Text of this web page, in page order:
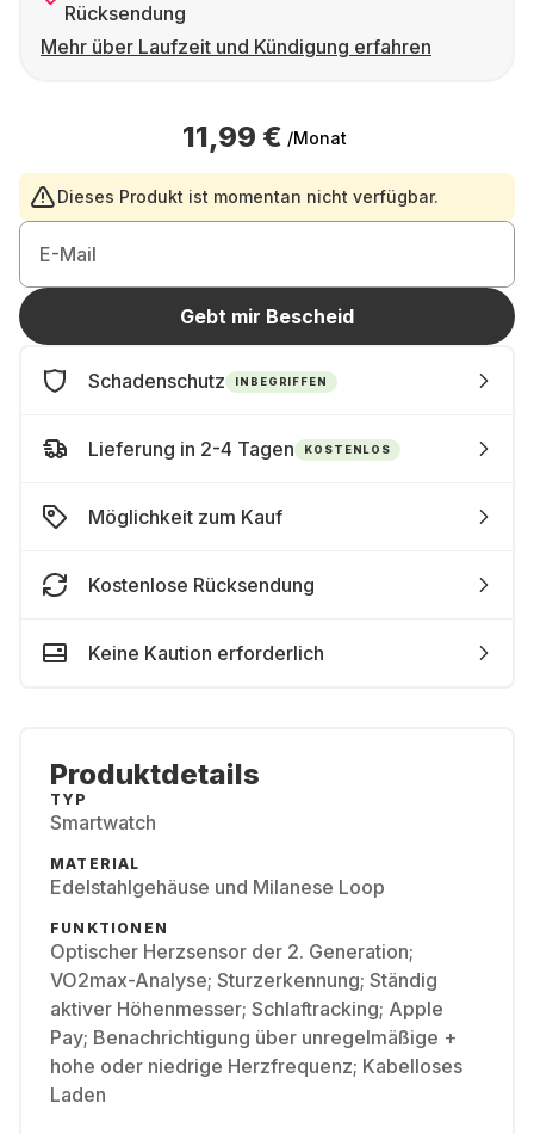
Rücksendung
Mehr über Laufzeit und Kündigung erfahren
11,99 € /Monat
Dieses Produkt ist momentan nicht verfügbar.
E-Mail
Gebt mir Bescheid
Schadenschutz INBEGRIFFEN
Lieferung in 2-4 Tagen KOSTENLOS
Möglichkeit zum Kauf
Kostenlose Rücksendung
Keine Kaution erforderlich
Produktdetails
TYP
Smartwatch
MATERIAL
Edelstahlgehäuse und Milanese Loop
FUNKTIONEN
Optischer Herzsensor der 2. Generation;
VO2max-Analyse; Sturzerkennung; Ständig
aktiver Höhenmesser; Schlaftracking; Apple
Pay; Benachrichtigung über unregelmäßige +
hohe oder niedrige Herzfrequenz; Kabelloses
Laden